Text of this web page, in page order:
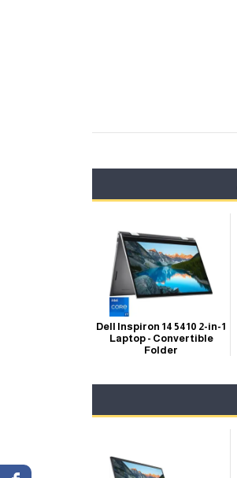
Dell Inspiron 14 5410 2-in-1
Laptop - Convertible
Folder